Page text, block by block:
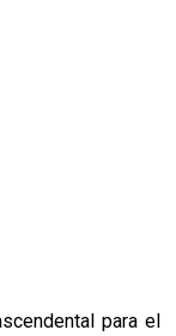
para el